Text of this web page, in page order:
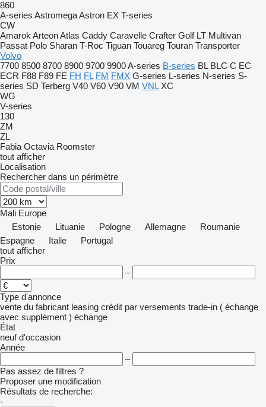
860
A-series AstromegaAstron EX T-series
CW
Amarok ArteonAtlas Caddy Caravelle Crafter Golf LT Multivan
Passat Polo Sharan T-Roc Tiguan Touareg Touran Transporter
Volvo
7700 8500 8700 8900 9700 9900A-series B-series BL BLC C EC
ECR F88 F89 FE FH FL FM FMX G-series L-series N-series S-
series SD Terberg V40 V60 V90 VM VNL XC
WG
V-series
130
ZM
ZL
Fabia Octavia Roomster
tout afficher
Localisation
Rechercher dans un périmètre
Mali Europe
Estonie
Lituanie Pologne Allemagne
Roumanie
Espagne
Italie
Portugal
tout afficher
Prix
–
Type d'annonce
vente du fabricant leasing crédit par versements trade-in ( échange
avec supplément ) échange
État
neuf d'occasion
Année
–
Pas assez de filtres ?
Proposer une modification
Résultats de recherche:
-